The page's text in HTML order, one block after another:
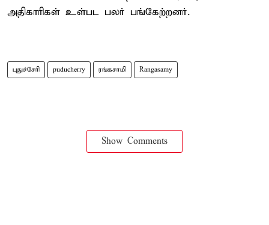
அதிகாரிகள் உள்பட பலர் பங்கேற்றனர்.
புதுச்சேரி puducherry ரங்கசாமி Rangasamy
Show Comments